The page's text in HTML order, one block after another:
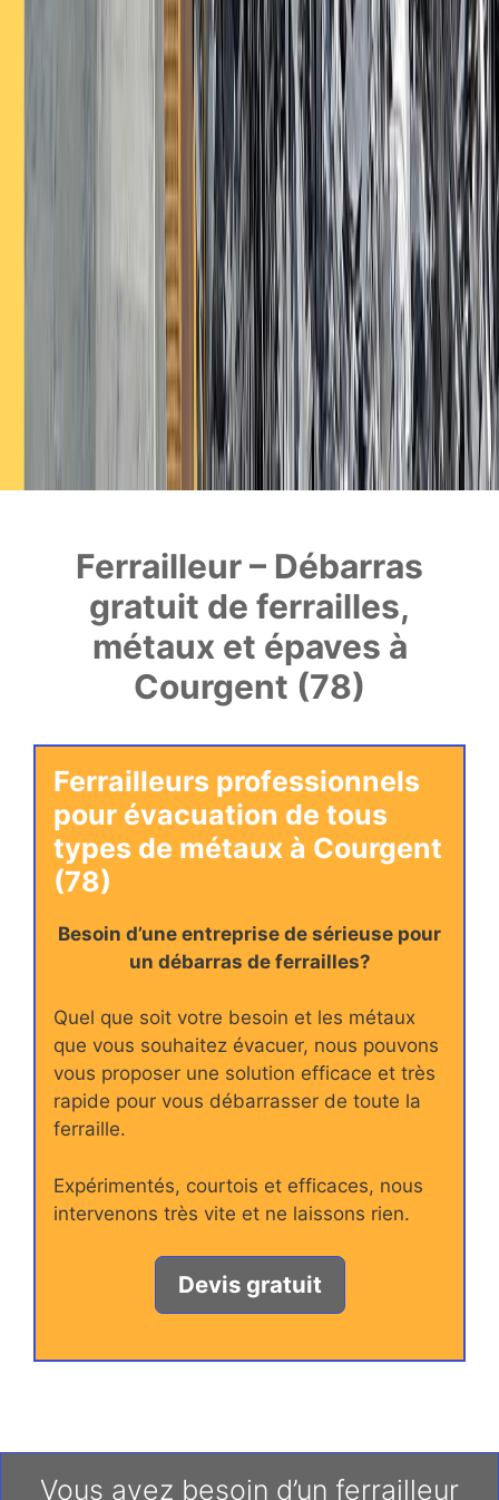
Ferrailleur – Débarras
gratuit de ferrailles,
métaux et épaves à
Courgent (78)
Ferrailleurs professionnels
pour évacuation de tous
types de métaux à Courgent
(78)
Besoin d’une entreprise de sérieuse pour
un débarras de ferrailles?
Quel que soit votre besoin et les métaux
que vous souhaitez évacuer, nous pouvons
vous proposer une solution efficace et très
rapide pour vous débarrasser de toute la
ferraille.
Expérimentés, courtois et efficaces, nous
intervenons très vite et ne laissons rien.
Devis gratuit
Vous avez besoin d’un ferrailleur